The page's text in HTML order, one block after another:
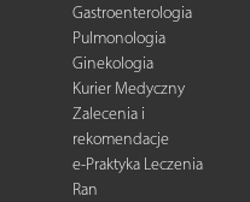
Gastroenterologia
Pulmonologia
Ginekologia
Kurier Medyczny
Zalecenia i
rekomendacje
e-Praktyka Leczenia
Ran